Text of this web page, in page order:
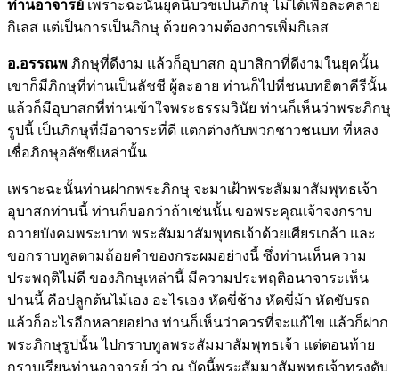
ท่านอาจารย์ เพราะฉะนั้นยุคนี้บวชเป็นภิกษุ ไม่ได้เพื่อละคลาย
กิเลส แต่เป็นการเป็นภิกษุ ด้วยความต้องการเพิ่มกิเลส
อ.อรรณพ ภิกษุที่ดีงาม แล้วก็อุบาสก อุบาสิกาที่ดีงามในยุคนั้น
เขาก็มีภิกษุที่ท่านเป็นลัชชี ผู้ละอาย ท่านก็ไปที่ชนบทอิตาคีรีนั้น
แล้วก็มีอุบาสกที่ท่านเข้าใจพระธรรมวินัย ท่านก็เห็นว่าพระภิกษุ
รูปนี้ เป็นภิกษุที่มีอาจาระที่ดี แตกต่างกับพวกชาวชนบท ที่หลง
เชื่อภิกษุอลัชชีเหล่านั้น
เพราะฉะนั้นท่านฝากพระภิกษุ จะมาเฝ้าพระสัมมาสัมพุทธเจ้า
อุบาสกท่านนี้ ท่านก็บอกว่าถ้าเช่นนั้น ขอพระคุณเจ้าจงกราบ
ถวายบังคมพระบาท พระสัมมาสัมพุทธเจ้าด้วยเศียรเกล้า และ
ขอกราบทูลตามถ้อยคำของกระผมอย่างนี้ ซึ่งท่านเห็นความ
ประพฤติไม่ดี ของภิกษุเหล่านี้ มีความประพฤติอนาจาระเห็น
ปานนี้ คือปลูกต้นไม้เอง อะไรเอง หัดขี่ช้าง หัดขี่ม้า หัดขับรถ
แล้วก็อะไรอีกหลายอย่าง ท่านก็เห็นว่าควรที่จะแก้ไข แล้วก็ฝาก
พระภิกษุรูปนั้น ไปกราบทูลพระสัมมาสัมพุทธเจ้า แต่ตอนท้าย
กราบเรียนท่านอาจารย์ ว่า ณ บัดนี้พระสัมมาสัมพุทธเจ้าทรงดับ